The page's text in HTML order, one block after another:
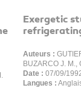
Exergetic
Auteurs :
BUZARCO J. M.,
Date : 07/09/
Langues :